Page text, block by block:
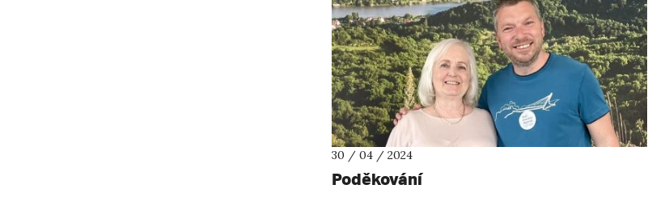
30 / 04 / 2024
Poděkování